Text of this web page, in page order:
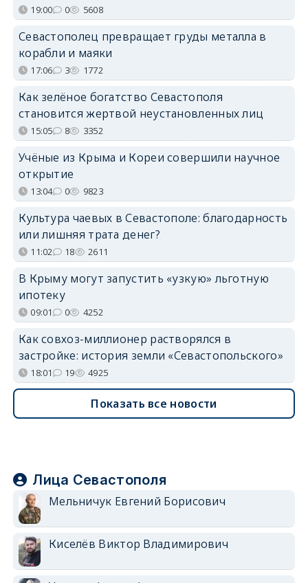
19:00 0 5608
Севастополец превращает груды металла в
корабли и маяки
17:06 3 1772
Как зелёное богатство Севастополя
становится жертвой неустановленных лиц
15:05 8 3352
Учёные из Крыма и Кореи совершили научное
открытие
13:04 0 9823
Культура чаевых в Севастополе: благодарность
или лишняя трата денег?
11:02 18 2611
В Крыму могут запустить «узкую» льготную
ипотеку
09:01 0 4252
Как совхоз-миллионер растворялся в
застройке: история земли «Севастопольского»
18:01 19 4925
Показать все новости
Лица Севастополя
Мельничук Евгений Борисович
Киселёв Виктор Владимирович